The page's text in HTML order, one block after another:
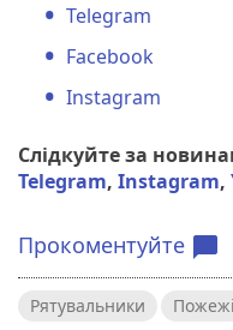
Telegram
Facebook
Instagram
Слідкуйте за
Telegram, Instagram,
Прокоментуйте chat_bubble
Рятувальники Пожежі